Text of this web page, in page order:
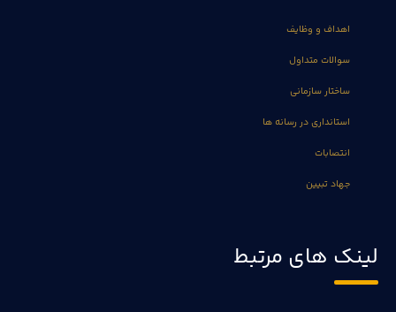
اهداف و وظایف
سوالات متداول
ساختار سازمانی
استانداری در رسانه ها
انتصابات
جهاد تبیین
لینک های مرتبط